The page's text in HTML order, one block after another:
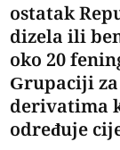
ostatak
dizela ili
oko 20
Grupaciji
derivatima
određuje